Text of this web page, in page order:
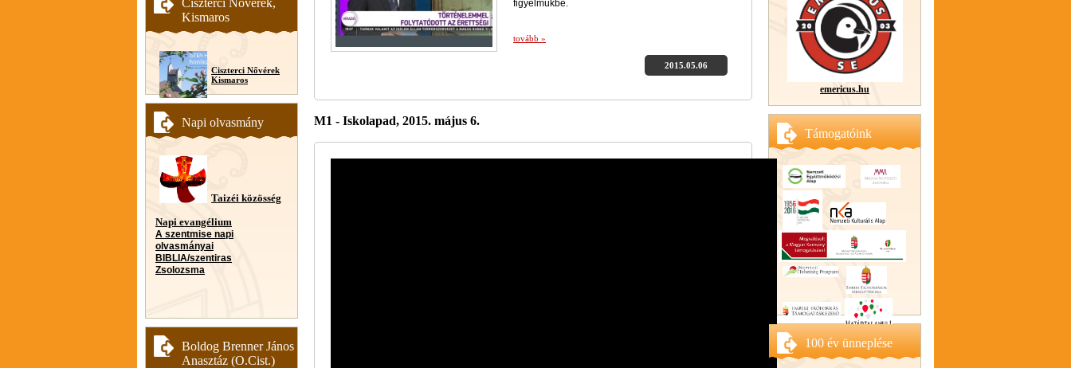
Kismaros
Ciszterci Nővérek
Kismaros
Napi olvasmány
Taizéi közösség
Napi evangélium
A szentmise napi
olvasmányai
BIBLIA/szentiras
Zsolozsma
Boldog Brenner János
Anasztáz (O.Cist.)
figyelmükbe.
tovább »
2015.05.06
M1 - Iskolapad, 2015. május 6.
emericus.hu
Támogatóink
100 év ünneplése